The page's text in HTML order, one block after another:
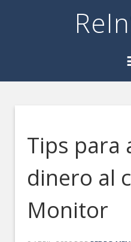
Tips para
dinero al
Monitor